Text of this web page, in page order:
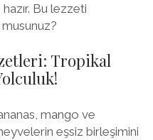
Bu lezzeti
musunuz?
Tropikal
mango ve
eşsiz birleşimini